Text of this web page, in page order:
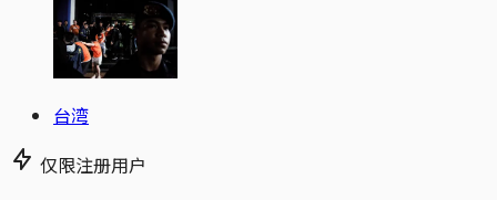
台湾
仅限注册用户